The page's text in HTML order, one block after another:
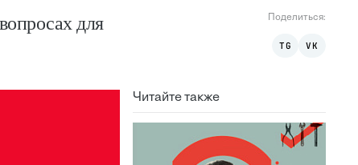
для
Поделиться:
TG VK
Читайте также